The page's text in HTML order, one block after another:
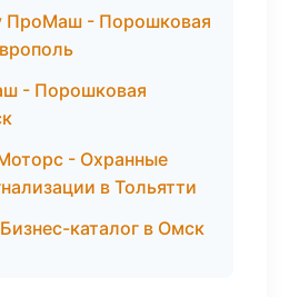
ПроМаш - Порошковая
- Порошковая
- Охранные
в Тольятти
каталог в Омск